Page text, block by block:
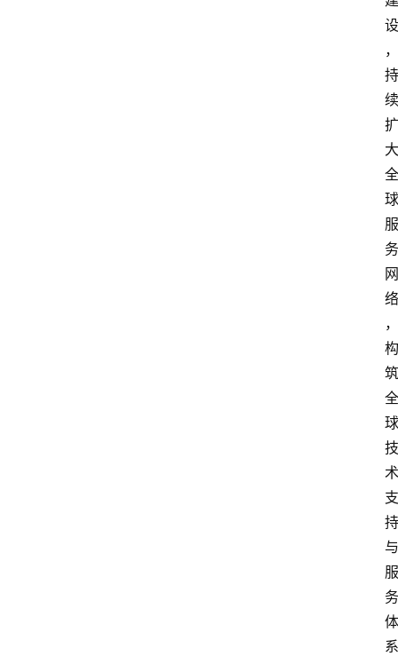
设
，
持
续
扩
大
全
球
服
务
网
络
，
构
筑
全
球
技
术
支
持
与
服
务
体
系